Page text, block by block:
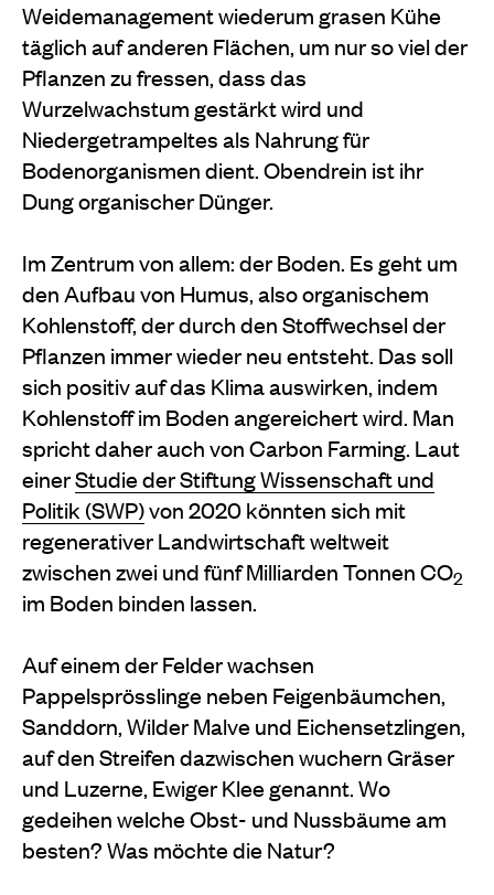
Weidemanagement wiederum grasen Kühe
täglich auf anderen Flächen, um nur so viel der
Pflanzen zu fressen, dass das
Wurzelwachstum gestärkt wird und
Niedergetrampeltes als Nahrung für
Bodenorganismen dient.Obendrein ist ihr
Dung organischer Dünger.
Im Zentrum von allem: der Boden. Es geht um
den Aufbau von Humus, also organischem
Kohlenstoff, der durch den Stoffwechsel der
Pflanzen immer wieder neu entsteht. Das soll
sich positiv auf das Klima auswirken, indem
Kohlenstoff im Boden angereichert wird. Man
spricht daher auch von Carbon Farming. Laut
einerStudie der Stiftung Wissenschaft und
Politik (SWP)von 2020 könnten sich mit
regenerativer Landwirtschaft weltweit
zwischen zwei und fünf Milliarden Tonnen CO2
im Boden binden lassen.
Auf einem der Felder wachsen
Pappelsprösslinge neben Feigenbäumchen,
Sanddorn, Wilder Malve und Eichensetzlingen,
auf den Streifen dazwischen wuchern Gräser
und Luzerne, Ewiger Klee genannt. Wo
gedeihen welche Obst- und Nussbäume am
besten? Was möchte die Natur?